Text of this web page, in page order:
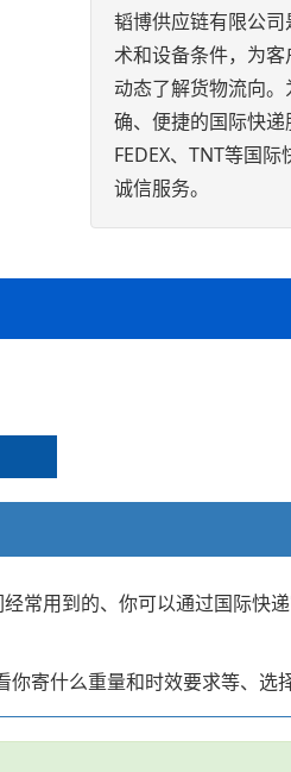
韬博供应链有限公
术和设备条件，为客
动态了解货物流向
确、便捷的国际快递
FEDEX、TNT等国
诚信服务。
常用到的、你可以通过国际
寄什么重量和时效要求等、选